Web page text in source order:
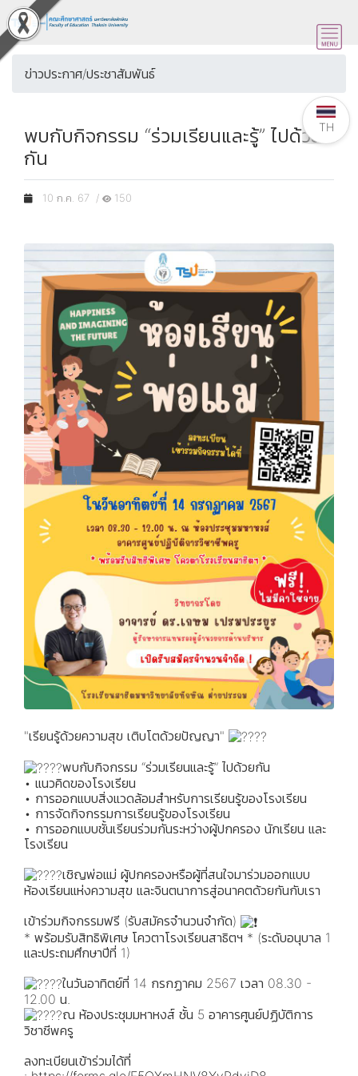
ข่าวประกาศ/ประชาสัมพันธ์
พบกับกิจกรรม “ร่วมเรียนและรู้” ไปด้วย
กัน
10 ก.ค. 67 / 150
"เรียนรู้ด้วยความสุข เติบโตด้วยปัญญา"
พบกับกิจกรรม “ร่วมเรียนและรู้” ไปด้วยกัน
• แนวคิดของโรงเรียน
• การออกแบบสิ่งแวดล้อมสำหรับการเรียนรู้ของโรงเรียน
• การจัดกิจกรรมการเรียนรู้ของโรงเรียน
• การออกแบบชั้นเรียนร่วมกันระหว่างผู้ปกครอง นักเรียน และ
โรงเรียน
เชิญพ่อแม่ ผู้ปกครองหรือผู้ที่สนใจมาร่วมออกแบบ
ห้องเรียนแห่งความสุข และจินตนาการสู่อนาคตด้วยกันกับเรา
เข้าร่วมกิจกรรมฟรี (รับสมัครจำนวนจำกัด)
* พร้อมรับสิทธิพิเศษ โควตาโรงเรียนสาธิตฯ * (ระดับอนุบาล 1
และประถมศึกษาปีที่ 1)
ในวันอาทิตย์ที่ 14 กรกฏาคม 2567 เวลา 08.30 -
12.00 น.
ณ ห้องประชุมมหาหงส์ ชั้น 5 อาคารศูนย์ปฏิบัติการ
วิชาชีพครู
ลงทะเบียนเข้าร่วมได้ที่
TH